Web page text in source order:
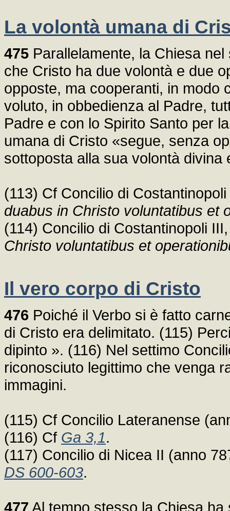
La volontà umana di
475 Parallelamente, la Chiesa
che Cristo ha due volontà e due
opposte, ma cooperanti, in modo
voluto, in obbedienza al Padre,
Padre e con lo Spirito Santo per
umana di Cristo «segue, senza
sottoposta alla sua volontà divina
(113) Cf Concilio di
duabus in Christo voluntatibus et
(114) Concilio di Costantinopoli
Christo voluntatibus et
Il vero corpo di Cristo
476 Poiché il Verbo si è fatto
di Cristo era delimitato. (115)
dipinto ». (116) Nel settimo
riconosciuto legittimo che venga
immagini.
(115) Cf Concilio Lateranense
(116) Cf Ga 3,1.
(117) Concilio di Nicea II (anno
DS 600-603.
477 Al tempo stesso la Chiesa